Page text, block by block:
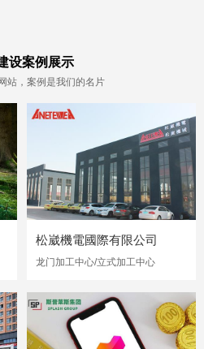
设案例展示
站，案例是我们的名片
松崴機電國際有限公司
龙门加工中心/立式加工中心